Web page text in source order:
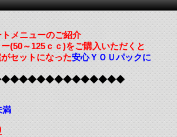
メニューのご紹介
(50～125ｃｃ)をご購入いただくと
セットになった安心ＹＯＵパックに
満